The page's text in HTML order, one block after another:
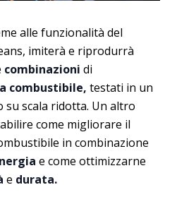
alle funzionalità del
imiterà e riprodurrà
combinazioni di
a combustibile, testati in un
scala ridotta. Un altro
come migliorare il
in combinazione
e come ottimizzarne
e durata.